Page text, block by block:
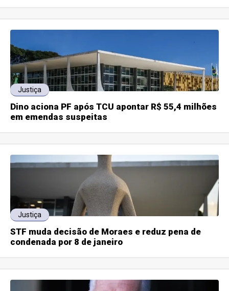
Justiça
Dino aciona PF após TCU apontar R$ 55,4 milhões
em emendas suspeitas
Justiça
STF muda decisão de Moraes e reduz pena de
condenada por 8 de janeiro